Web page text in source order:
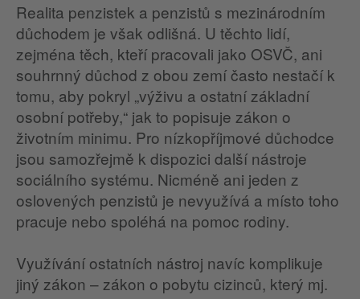
Realita penzistek a penzistů s mezinárodním
důchodem je však odlišná. U těchto lidí,
zejména těch, kteří pracovali jako OSVČ, ani
souhrnný důchod z obou zemí často nestačí k
tomu, aby pokryl „výživu a ostatní základní
osobní potřeby,“ jak to popisuje zákon o
životním minimu. Pro nízkopříjmové důchodce
jsou samozřejmě k dispozici další nástroje
sociálního systému. Nicméně ani jeden z
oslovených penzistů je nevyužívá a místo toho
pracuje nebo spoléhá na pomoc rodiny.
Využívání ostatních nástroj navíc komplikuje
jiný zákon – zákon o pobytu cizinců, který mj.